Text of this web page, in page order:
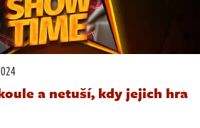
a netuší, kdy jejich hra